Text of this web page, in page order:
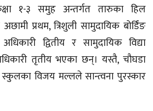
कक्षा १-३ समुह अन्तर्गत तारुका हिल
प्रथम, त्रिशुली सामुदायिक बोर्डिंङ
द्वितीय र सामुदायिक विद्या
तृतीय भएका छन्। यस्तै, चौघडा
स्कुलका विजय मल्लले सान्त्वना पुरस्कार